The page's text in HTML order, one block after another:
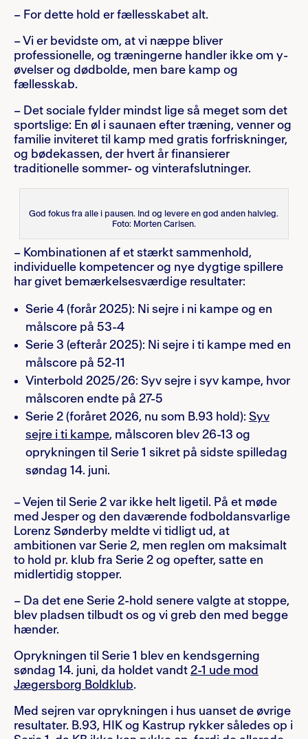
– For dette hold er fællesskabet alt.
– Vi er bevidste om, at vi næppe bliver
professionelle, og træningerne handler ikke om y-
øvelser og dødbolde, men bare kamp og
fællesskab.
– Det sociale fylder mindst lige så meget som det
sportslige: En øl i saunaen efter træning, venner og
familie inviteret til kamp med gratis forfriskninger,
og bødekassen, der hvert år finansierer
traditionelle sommer- og vinterafslutninger.
God fokus fra alle i pausen. Ind og levere en god anden halvleg.
Foto: Morten Carlsen.
– Kombinationen af et stærkt sammenhold,
individuelle kompetencer og nye dygtige spillere
har givet bemærkelsesværdige resultater:
Serie 4 (forår 2025): Ni sejre i ni kampe og en
målscore på 53-4
Serie 3 (efterår 2025): Ni sejre i ti kampe med en
målscore på 52-11
Vinterbold 2025/26: Syv sejre i syv kampe, hvor
målscoren endte på 27-5
Serie 2 (foråret 2026, nu som B.93 hold): Syv
sejre i ti kampe, målscoren blev 26-13 og
oprykningen til Serie 1 sikret på sidste spilledag
søndag 14. juni.
– Vejen til Serie 2 var ikke helt ligetil. På et møde
med Jesper og den daværende fodboldansvarlige
Lorenz Sønderby meldte vi tidligt ud, at
ambitionen var Serie 2, men reglen om maksimalt
to hold pr. klub fra Serie 2 og opefter, satte en
midlertidig stopper.
– Da det ene Serie 2-hold senere valgte at stoppe,
blev pladsen tilbudt os og vi greb den med begge
hænder.
Oprykningen til Serie 1 blev en kendsgerning
søndag 14. juni, da holdet vandt 2-1 ude mod
Jægersborg Boldklub.
Med sejren var oprykningen i hus uanset de øvrige
resultater. B.93, HIK og Kastrup rykker således op i